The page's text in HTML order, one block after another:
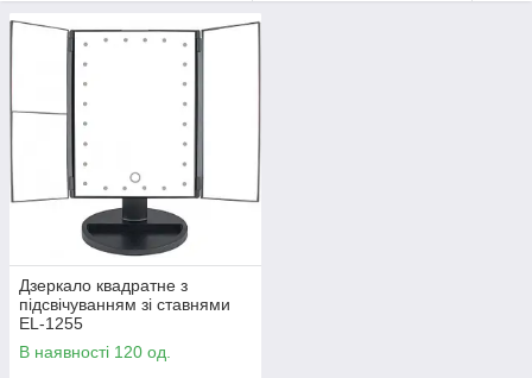
Дзеркало квадратне з
підсвічуванням зі ставнями
EL-1255
В наявності 120 од.